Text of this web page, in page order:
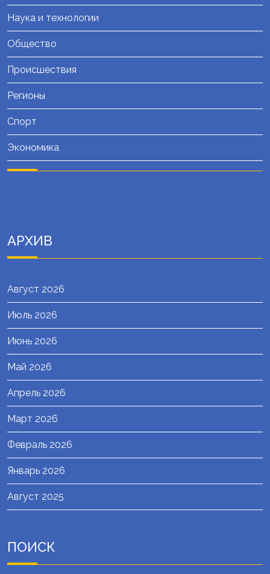
Наука и технологии
Общество
Происшествия
Регионы
Спорт
Экономика
АРХИВ
Август 2026
Июль 2026
Июнь 2026
Май 2026
Апрель 2026
Март 2026
Февраль 2026
Январь 2026
Август 2025
ПОИСК